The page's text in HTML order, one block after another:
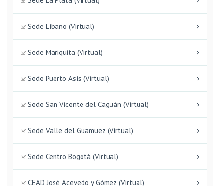
Sede Líbano (Virtual)
Sede Mariquita (Virtual)
Sede Puerto Asís (Virtual)
Sede San Vicente del Caguán (Virtual)
Sede Valle del Guamuez (Virtual)
Sede Centro Bogotá (Virtual)
CEAD José Acevedo y Gómez (Virtual)